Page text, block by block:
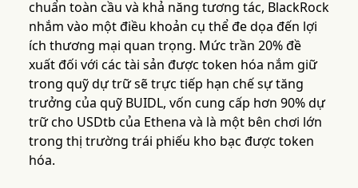
chuẩn toàn cầu và khả năng tương tác, BlackRock
nhắm vào một điều khoản cụ thể đe dọa đến lợi
ích thương mại quan trọng. Mức trần 20% đề
xuất đối với các tài sản được token hóa nắm giữ
trong quỹ dự trữ sẽ trực tiếp hạn chế sự tăng
trưởng của quỹ BUIDL, vốn cung cấp hơn 90% dự
trữ cho USDtb của Ethena và là một bên chơi lớn
trong thị trường trái phiếu kho bạc được token
hóa.